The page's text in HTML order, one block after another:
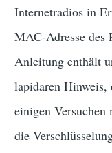
Internetradios in
MAC-Adresse des
Anleitung enthält
lapidaren Hinweis,
einigen
die